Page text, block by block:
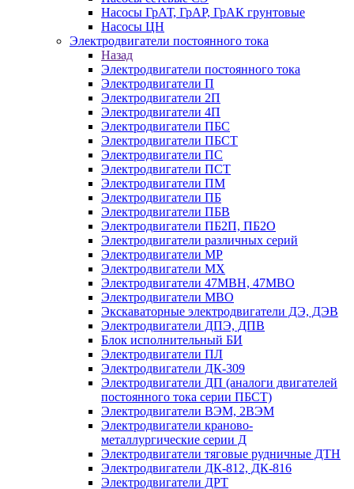
Насосы ГрАТ, ГрАР, ГрАК грунтовые
Насосы ЦН
Электродвигатели постоянного тока
Назад
Электродвигатели постоянного тока
Электродвигатели П
Электродвигатели 2П
Электродвигатели 4П
Электродвигатели ПБС
Электродвигатели ПБСТ
Электродвигатели ПС
Электродвигатели ПСТ
Электродвигатели ПМ
Электродвигатели ПБ
Электродвигатели ПБВ
Электродвигатели ПБ2П, ПБ2О
Электродвигатели различных серий
Электродвигатели МР
Электродвигатели MX
Электродвигатели 47MBH, 47МВО
Электродвигатели MBO
Экскаваторные электродвигатели ДЭ, ДЭВ
Электродвигатели ДПЭ, ДПВ
Блок исполнительный БИ
Электродвигатели ПЛ
Электродвигатели ДК-309
Электродвигатели ДП (аналоги двигателей
постоянного тока серии ПБСТ)
Электродвигатели ВЭМ, 2ВЭМ
Электродвигатели краново-
металлургические серии Д
Электродвигатели тяговые рудничные ДТН
Электродвигатели ДК-812, ДК-816
Электродвигатели ДРТ